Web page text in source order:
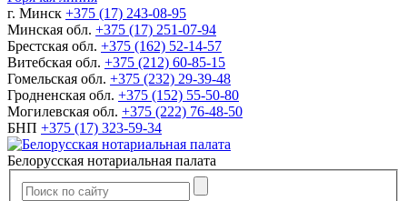
г. Минск +375 (17) 243-08-95
Минская обл. +375 (17) 251-07-94
Брестская обл. +375 (162) 52-14-57
Витебская обл. +375 (212) 60-85-15
Гомельская обл. +375 (232) 29-39-48
Гродненская обл. +375 (152) 55-50-80
Могилевская обл. +375 (222) 76-48-50
БНП +375 (17) 323-59-34
Белорусская нотариальная палата